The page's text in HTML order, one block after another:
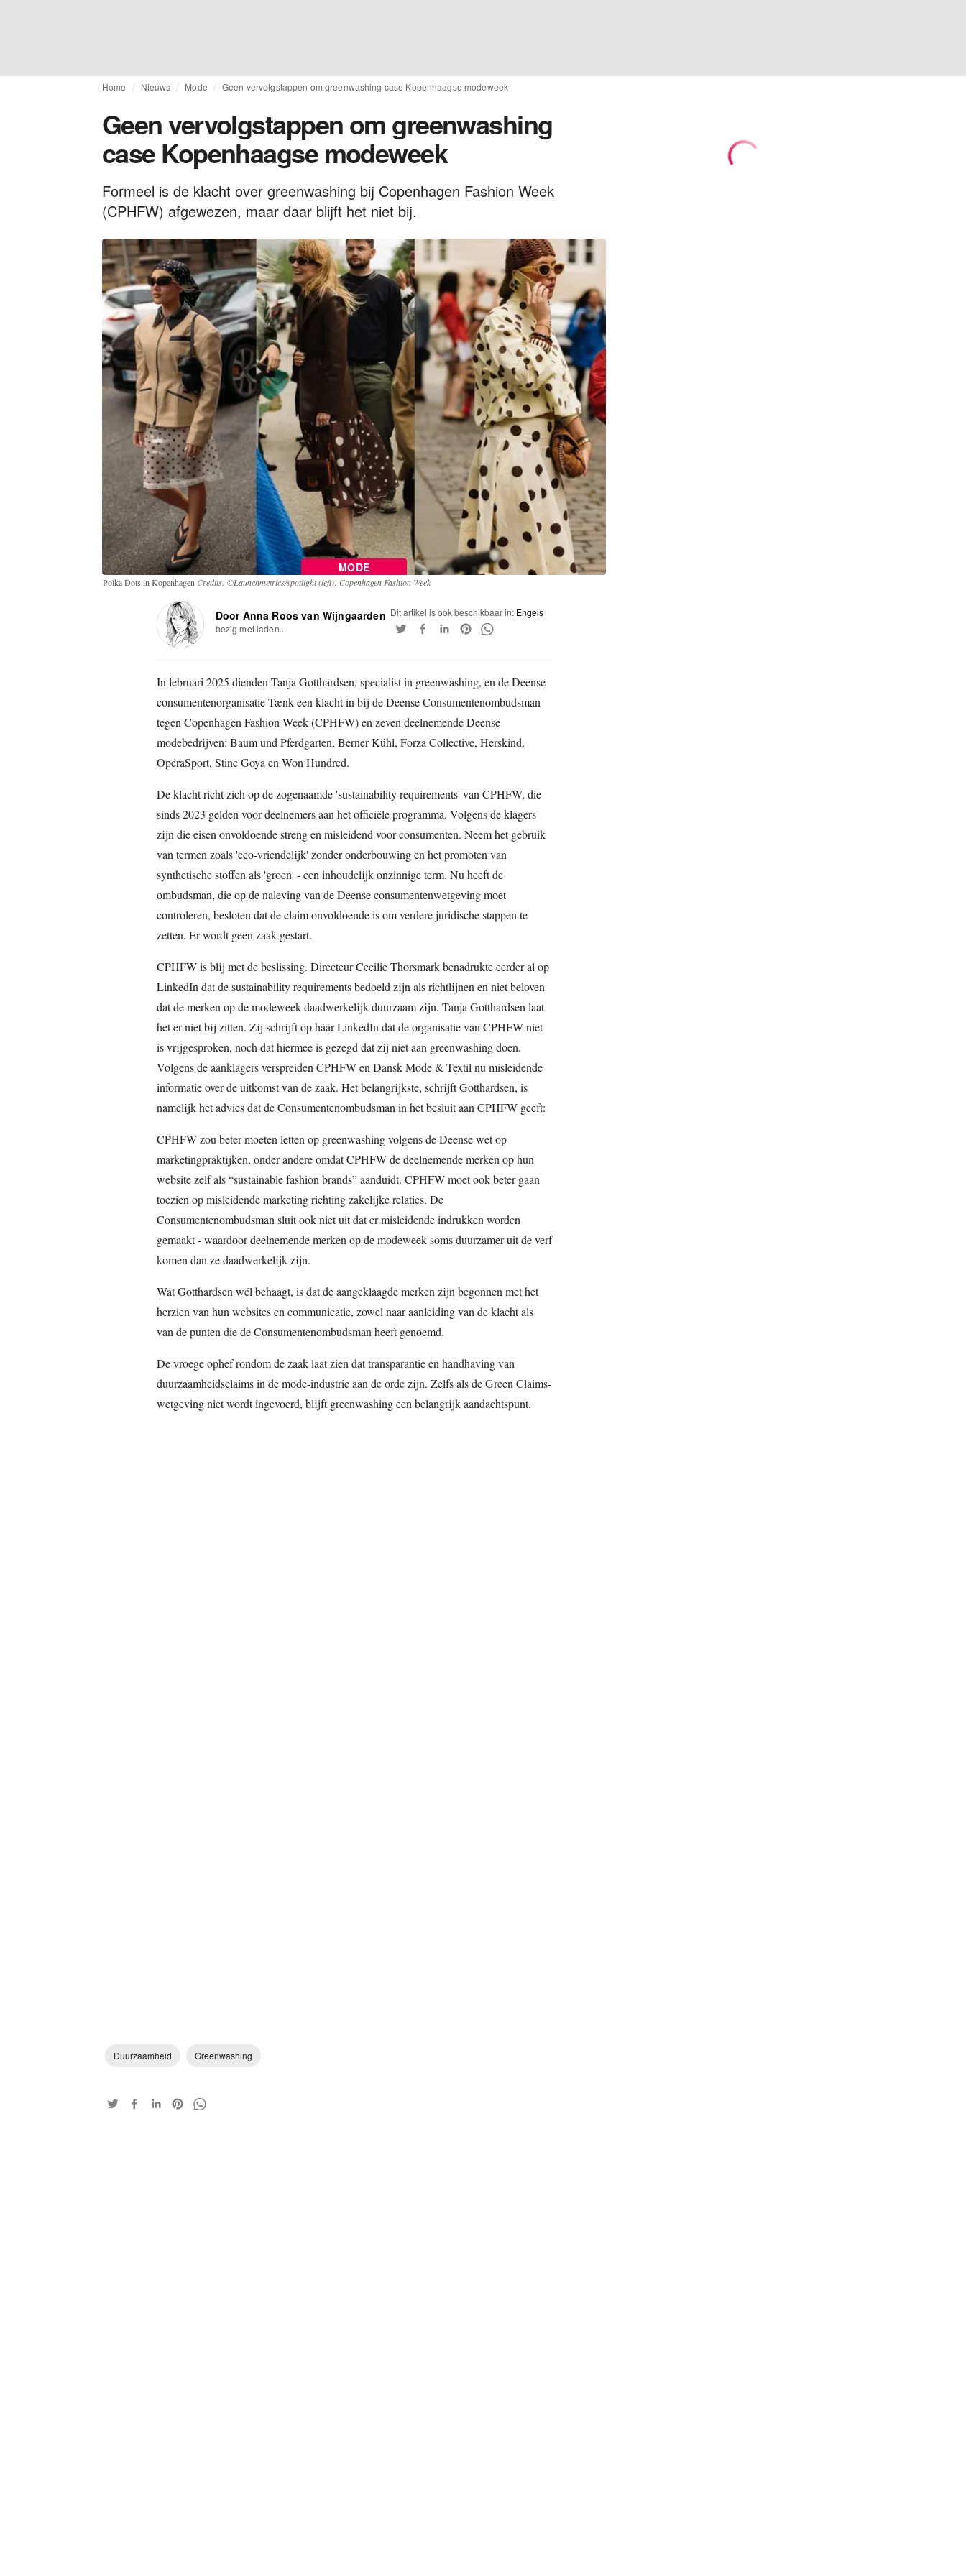
Home Nieuws Mode Geen vervolgstappen om greenwashing case Kopenhaagse modeweek
Geen vervolgstappen om greenwashing
case Kopenhaagse modeweek
Formeel is de klacht over greenwashing bij Copenhagen Fashion Week
(CPHFW) afgewezen, maar daar blijft het niet bij.
MODE
Polka Dots in Kopenhagen Credits: ©Launchmetrics/spotlight (left); Copenhagen Fashion Week
Door Anna Roos van Wijngaarden
bezig met laden...
Dit artikel is ook beschikbaar in: Engels
In februari 2025 dienden Tanja Gotthardsen, specialist in greenwashing, en de Deense
consumentenorganisatie Tænk een klacht in bij de Deense Consumentenombudsman
tegen Copenhagen Fashion Week (CPHFW) en zeven deelnemende Deense
modebedrijven: Baum und Pferdgarten, Berner Kühl, Forza Collective, Herskind,
OpéraSport, Stine Goya en Won Hundred.
De klacht richt zich op de zogenaamde 'sustainability requirements' van CPHFW, die
sinds 2023 gelden voor deelnemers aan het officiële programma. Volgens de klagers
zijn die eisen onvoldoende streng en misleidend voor consumenten. Neem het gebruik
van termen zoals 'eco-vriendelijk' zonder onderbouwing en het promoten van
synthetische stoffen als 'groen' - een inhoudelijk onzinnige term. Nu heeft de
ombudsman, die op de naleving van de Deense consumentenwetgeving moet
controleren, besloten dat de claim onvoldoende is om verdere juridische stappen te
zetten. Er wordt geen zaak gestart.
CPHFW is blij met de beslissing. Directeur Cecilie Thorsmark benadrukte eerder al op
LinkedIn dat de sustainability requirements bedoeld zijn als richtlijnen en niet beloven
dat de merken op de modeweek daadwerkelijk duurzaam zijn. Tanja Gotthardsen laat
het er niet bij zitten. Zij schrijft op háár LinkedIn dat de organisatie van CPHFW niet
is vrijgesproken, noch dat hiermee is gezegd dat zij niet aan greenwashing doen.
Volgens de aanklagers verspreiden CPHFW en Dansk Mode & Textil nu misleidende
informatie over de uitkomst van de zaak. Het belangrijkste, schrijft Gotthardsen, is
namelijk het advies dat de Consumentenombudsman in het besluit aan CPHFW geeft:
CPHFW zou beter moeten letten op greenwashing volgens de Deense wet op
marketingpraktijken, onder andere omdat CPHFW de deelnemende merken op hun
website zelf als “sustainable fashion brands” aanduidt. CPHFW moet ook beter gaan
toezien op misleidende marketing richting zakelijke relaties. De
Consumentenombudsman sluit ook niet uit dat er misleidende indrukken worden
gemaakt - waardoor deelnemende merken op de modeweek soms duurzamer uit de verf
komen dan ze daadwerkelijk zijn.
Wat Gotthardsen wél behaagt, is dat de aangeklaagde merken zijn begonnen met het
herzien van hun websites en communicatie, zowel naar aanleiding van de klacht als
van de punten die de Consumentenombudsman heeft genoemd.
De vroege ophef rondom de zaak laat zien dat transparantie en handhaving van
duurzaamheidsclaims in de mode-industrie aan de orde zijn. Zelfs als de Green Claims-
wetgeving niet wordt ingevoerd, blijft greenwashing een belangrijk aandachtspunt.
Duurzaamheid Greenwashing